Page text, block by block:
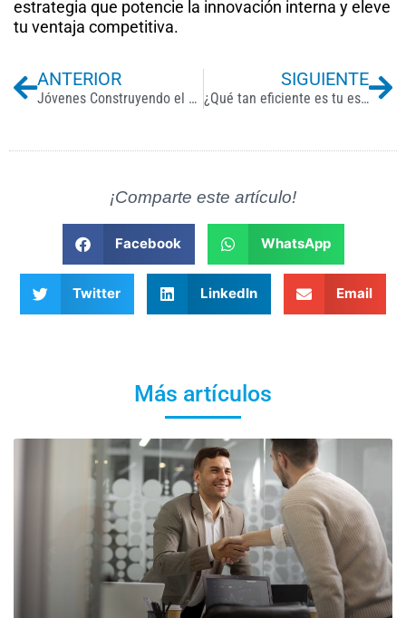
estrategia que potencie la innovación interna y eleve
tu ventaja competitiva.
Previo
ANTERIOR
Jóvenes Construyendo el Futuro 2025 se incorpora al Plan México: más vacantes para jóvenes sin experiencia
SIGUIENTE
¿Qué tan eficiente es tu estructura salarial?
¡Comparte este artículo!
Facebook WhatsApp
Twitter LinkedIn Email
Más artículos